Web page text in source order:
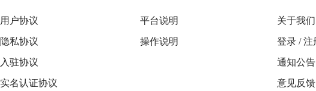
用户协议
隐私协议
入驻协议
实名认证协议
平台说明
操作说明
关于我们
登录 /注
通知公告
意见反馈